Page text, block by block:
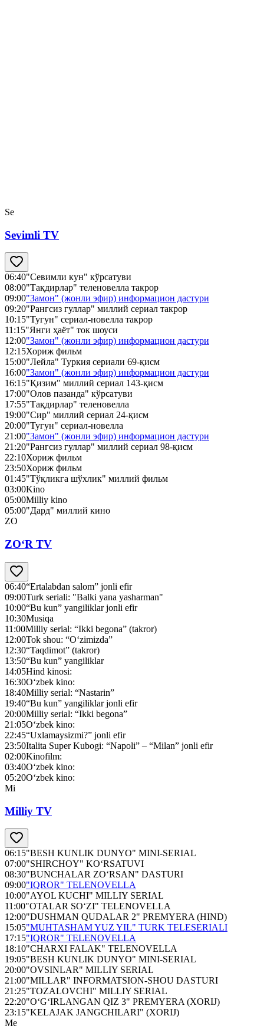
Se
Sevimli TV
06:40"Севимли кун" кўрсатуви
08:00"Тақдирлар" теленовелла такрор
09:00"Замон" (жонли эфир) информацион дастури
09:20"Рангсиз гуллар" миллий сериал такрор
10:15"Тугун" сериал-новелла такрор
11:15"Янги ҳаёт" ток шоуси
12:00"Замон" (жонли эфир) информацион дастури
12:15Хориж фильм
15:00"Лейла" Туркия сериали 69-қисм
16:00"Замон" (жонли эфир) информацион дастури
16:15"Қизим" миллий сериал 143-қисм
17:00"Олов пазанда" кўрсатуви
17:55"Тақдирлар" теленовелла
19:00"Сир" миллий сериал 24-қисм
20:00"Тугун" сериал-новелла
21:00"Замон" (жонли эфир) информацион дастури
21:20"Рангсиз гуллар" миллий сериал 98-қисм
22:10Хориж фильм
23:50Хориж фильм
01:45"Тўқликга шўхлик" миллий фильм
03:00Kino
05:00Milliy kino
05:00"Дард" миллий кино
ZO
ZO‘R TV
06:40“Ertalabdan salom” jonli efir
09:00Turk seriali: "Balki yana yasharman"
10:00“Bu kun” yangiliklar jonli efir
10:30Musiqa
11:00Milliy serial: “Ikki begona” (takror)
12:00Tok shou: “O‘zimizda”
12:30“Taqdimot” (takror)
13:50“Bu kun” yangiliklar
14:05Hind kinosi:
16:30O‘zbek kino:
18:40Milliy serial: “Nastarin”
19:40“Bu kun” yangiliklar jonli efir
20:00Milliy serial: “Ikki begona”
21:05O‘zbek kino:
22:45“Uxlamaysizmi?” jonli efir
23:50Italita Super Kubogi: “Napoli” – “Milan” jonli efir
02:00Kinofilm:
03:40O‘zbek kino:
05:20O‘zbek kino:
Mi
Milliy TV
06:15"BESH KUNLIK DUNYO" MINI-SERIAL
07:00"SHIRCHOY" KO‘RSATUVI
08:30"BUNCHALAR ZO‘RSAN" DASTURI
09:00"IQROR" TELENOVELLA
10:00"AYOL KUCHI" MILLIY SERIAL
11:00"OTALAR SO‘ZI" TELENOVELLA
12:00"DUSHMAN QUDALAR 2" PREMYERA (HIND)
15:05"MUHTASHAM YUZ YIL" TURK TELESERIALI
17:15"IQROR" TELENOVELLA
18:10"CHARXI FALAK" TELENOVELLA
19:05"BESH KUNLIK DUNYO" MINI-SERIAL
20:00"OVSINLAR" MILLIY SERIAL
21:00"MILLAR" INFORMATSION-SHOU DASTURI
21:25"TOZALOVCHI" MILLIY SERIAL
22:20"O‘G‘IRLANGAN QIZ 3" PREMYERA (XORIJ)
23:15"KELAJAK JANGCHILARI" (XORIJ)
Me